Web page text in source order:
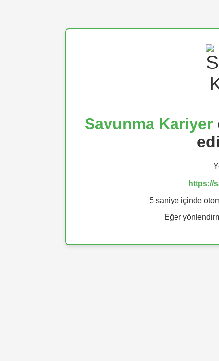
Savunma Kariyer
https://
5 saniye içinde
Eğer